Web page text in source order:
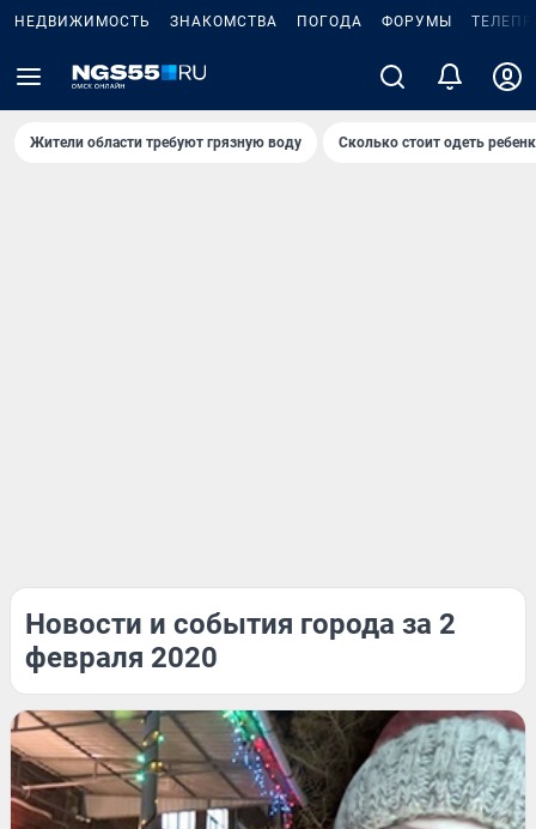
НЕДВИЖИМОСТЬ ЗНАКОМСТВА ПОГОДА ФОРУМЫ
Жители области требуют грязную воду Сколько стоит одеть
Новости и события города за 2
февраля 2020